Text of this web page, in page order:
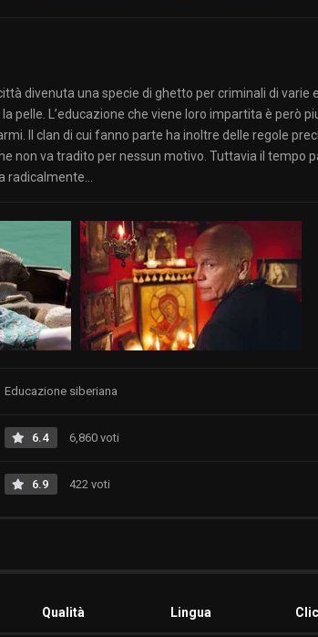
divenuta una specie di ghetto per criminali di varie
pelle. L’educazione che viene loro impartita è però
Il clan di cui fanno parte ha inoltre delle regole
non va tradito per nessun motivo. Tuttavia il tempo
radicalmente…
Educazione siberiana
6.4 6,860 voti
6.9 422 voti
Qualità Lingua Clic